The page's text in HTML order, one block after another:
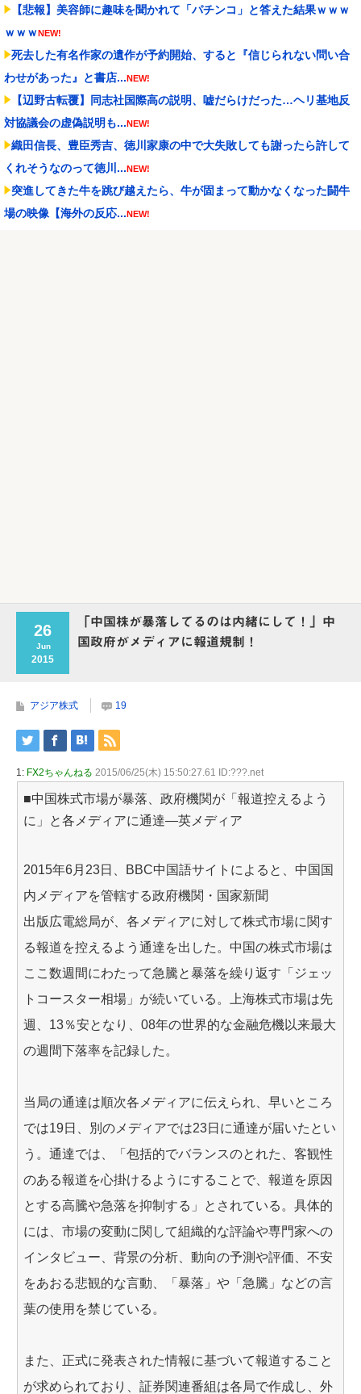
【悲報】美容師に趣味を聞かれて「パチンコ」と答えた結果ｗｗｗ
ｗｗｗNEW!
死去した有名作家の遺作が予約開始、すると『信じられない問い合
わせがあった』と書店...NEW!
【辺野古転覆】同志社国際高の説明、嘘だらけだった…ヘリ基地反
対協議会の虚偽説明も...NEW!
織田信長、豊臣秀吉、徳川家康の中で大失敗しても謝ったら許して
くれそうなのって徳川...NEW!
突進してきた牛を跳び越えたら、牛が固まって動かなくなった闘牛
場の映像【海外の反応...NEW!
26
Jun
2015
「中国株が暴落してるのは内緒にして！」中
国政府がメディアに報道規制！
アジア株式 19
1: FX2ちゃんねる 2015/06/25(木) 15:50:27.61 ID:???.net
■中国株式市場が暴落、政府機関が「報道控えるよう
に」と各メディアに通達―英メディア
2015年6月23日、BBC中国語サイトによると、中国国
内メディアを管轄する政府機関・国家新聞
出版広電総局が、各メディアに対して株式市場に関す
る報道を控えるよう通達を出した。中国の株式市場は
ここ数週間にわたって急騰と暴落を繰り返す「ジェッ
トコースター相場」が続いている。上海株式市場は先
週、13％安となり、08年の世界的な金融危機以来最大
の週間下落率を記録した。
当局の通達は順次各メディアに伝えられ、早いところ
では19日、別のメディアでは23日に通達が届いたとい
う。通達では、「包括的でバランスのとれた、客観性
のある報道を心掛けるようにすることで、報道を原因
とする高騰や急落を抑制する」とされている。具体的
には、市場の変動に関して組織的な評論や専門家への
インタビュー、背景の分析、動向の予測や評価、不安
をあおる悲観的な言動、「暴落」や「急騰」などの言
葉の使用を禁じている。
また、正式に発表された情報に基づいて報道すること
が求められており、証券関連番組は各局で作成し、外